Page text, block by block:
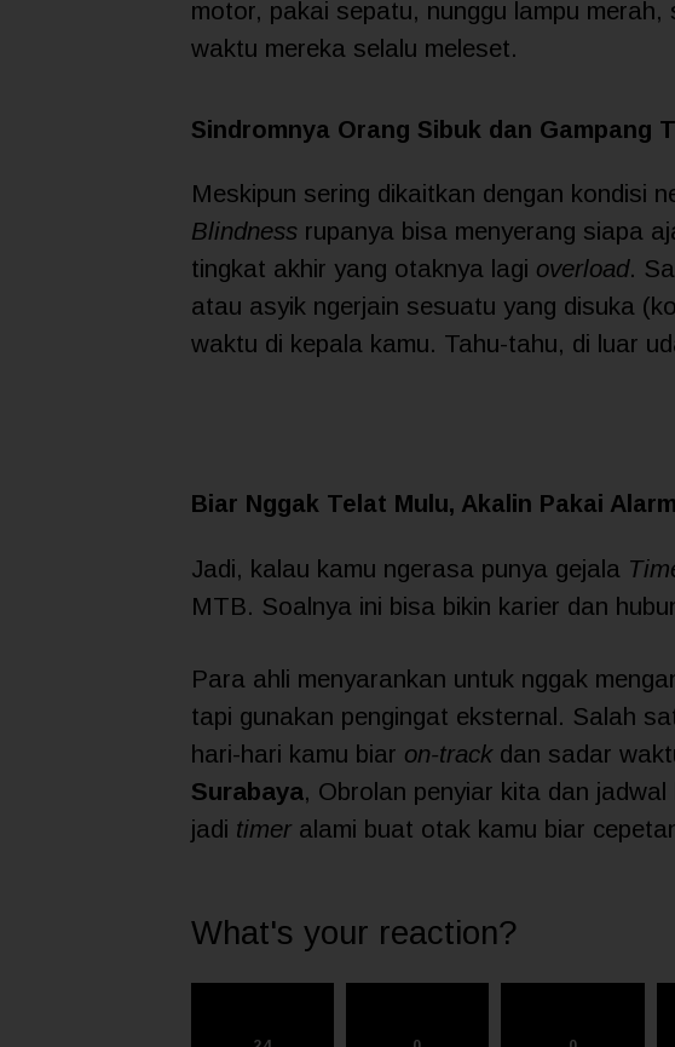
motor, pakai sepatu, nunggu lampu
waktu mereka selalu meleset.
Sindromnya Orang Sibuk dan Gampang
Meskipun sering dikaitkan dengan kondisi
Blindness rupanya bisa menyerang siapa
tingkat akhir yang otaknya lagi overload.
atau asyik ngerjain sesuatu yang disuka
waktu di kepala kamu. Tahu-tahu, di luar
Biar Nggak Telat Mulu, Akalin Pakai
Jadi, kalau kamu ngerasa punya gejala
MTB. Soalnya ini bisa bikin karier dan
Para ahli menyarankan untuk nggak
tapi gunakan pengingat eksternal. Salah
hari-hari kamu biar on-trackdan sadar
Surabaya, Obrolan penyiar kita dan
jadi timer alami buat otak kamu biar
What's your reaction?